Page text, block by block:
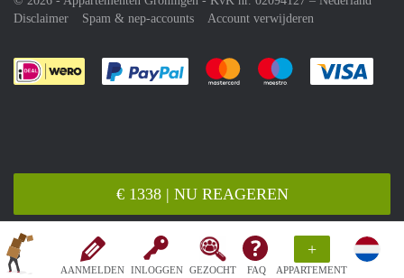
AANMELDEN INLOGGEN GEZOCHT FAQ
+
APPARTEMENT
€ 1338 | NU REAGEREN
Disclaimer
Spam & nep-accounts Account verwijderen
Je rekent gemakkelijk af met Paypal
Je rekent gemakkelijk af met
Je rekent